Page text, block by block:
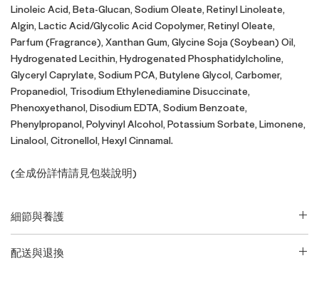
Linoleic Acid, Beta-Glucan, Sodium Oleate, Retinyl Linoleate,
Algin, Lactic Acid/Glycolic Acid Copolymer, Retinyl Oleate,
Parfum (Fragrance), Xanthan Gum, Glycine Soja (Soybean) Oil,
Hydrogenated Lecithin, Hydrogenated Phosphatidylcholine,
Glyceryl Caprylate, Sodium PCA, Butylene Glycol, Carbomer,
Propanediol, Trisodium Ethylenediamine Disuccinate,
Phenoxyethanol, Disodium EDTA, Sodium Benzoate,
Phenylpropanol, Polyvinyl Alcohol, Potassium Sorbate, Limonene,
Linalool, Citronellol, Hexyl Cinnamal.
(全成份詳情請見包裝說明)
細節與養護
• 產品英文名稱與凈含量：
配送與退換